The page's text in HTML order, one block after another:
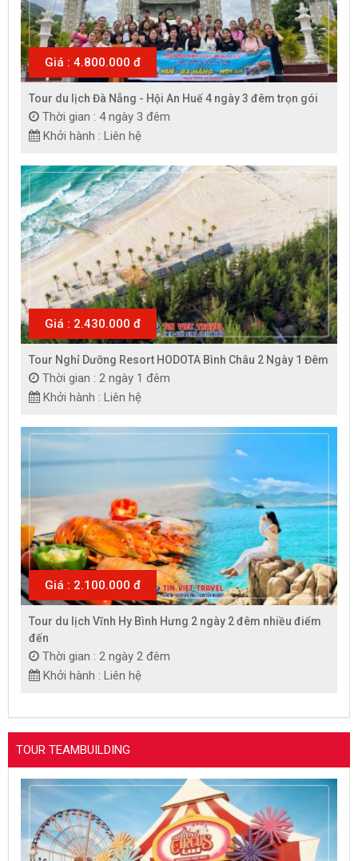
Giá : 4.800.000 đ
Tour du lịch Đà Nẵng - Hội An Huế 4 ngày 3 đêm trọn gói
Thời gian : 4 ngày 3 đêm
Khởi hành : Liên hệ
Giá : 2.430.000 đ
Tour Nghỉ Dưỡng Resort HODOTA Bình Châu 2 Ngày 1 Đêm
Thời gian : 2 ngày 1 đêm
Khởi hành : Liên hệ
Giá : 2.100.000 đ
Tour du lịch Vĩnh Hy Bình Hưng 2 ngày 2 đêm nhiều điểm
đến
Thời gian : 2 ngày 2 đêm
Khởi hành : Liên hệ
TOUR TEAMBUILDING